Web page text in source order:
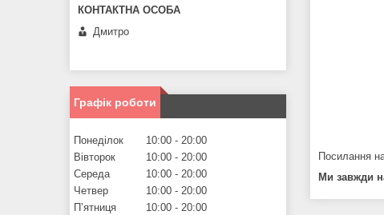
Посилання
Ми завжди
Дмитро
Графік роботи
Понеділок 10:00
20:00
Вівторок
10:00
20:00
Середа
10:00
20:00
Четвер
10:00
20:00
Пʼятниця
10:00
20:00